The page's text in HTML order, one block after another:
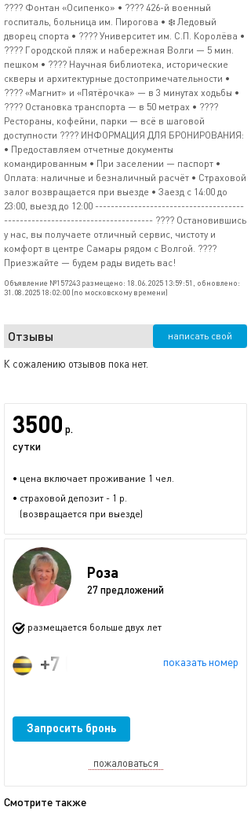
???? Фонтан «Осипенко» • ???? 426-й военный
госпиталь, больница им. Пирогова • ❄️ Ледовый
дворец спорта • ???? Университет им. С.П. Королёва •
???? Городской пляж и набережная Волги — 5 мин.
пешком • ???? Научная библиотека, исторические
скверы и архитектурные достопримечательности •
???? «Магнит» и «Пятёрочка» — в 3 минутах ходьбы •
???? Остановка транспорта — в 50 метрах • ????
Рестораны, кофейни, парки — всё в шаговой
доступности ???? ИНФОРМАЦИЯ ДЛЯ БРОНИРОВАНИЯ:
• Предоставляем отчетные документы
командированным • При заселении — паспорт •
Оплата: наличные и безналичный расчёт • Страховой
залог возвращается при выезде • Заезд с 14:00 до
23:00, выезд до 12:00 --------------------------------------
-------------------------------------- ???? Остановившись
у нас, вы получаете отличный сервис, чистоту и
комфорт в центре Самары рядом с Волгой. ????
Приезжайте — будем рады видеть вас!
Объявление №157243 размещено: 18.06.2025 13:59:51, обновлено:
31.08.2025 18:02:00 (по московскому времени)
Отзывы написать свой
К сожалению отзывов пока нет.
3500 р.
сутки
• цена включает проживание 1 чел.
• страховой депозит - 1 р.
(возвращается при выезде)
Роза
27 предложений
размещается больше двух лет
показать номер
+7 (964) 967-81-07
Запросить бронь
пожаловаться
Смотрите также